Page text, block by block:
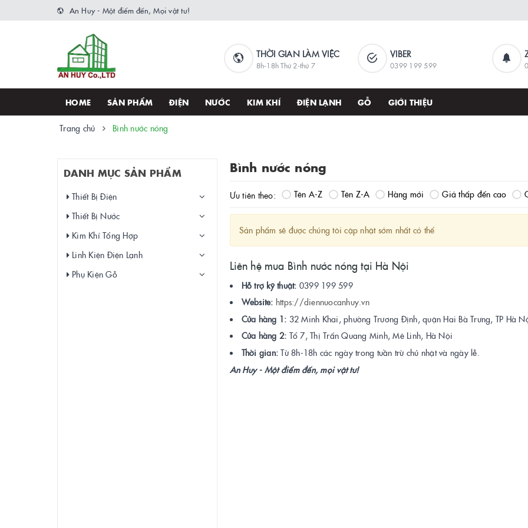
An Huy - Một điểm đến, Mọi vật tư!
THỜI GIAN LÀM VIỆC
8h-18h Thứ 2-thứ 7
VIBER
0399 199 599
HOME SẢN PHẨM ĐIỆN NƯỚC KIM KHÍ ĐIỆN LẠNH GỖ GIỚI THIỆU
Trang chủ Bình nước nóng
Bình nước nóng
Ưu tiên theo: Tên A-Z Tên Z-A Hàng mới Giá thấp đến cao
Sản phẩm sẽ được chúng tôi cập nhật sớm nhất có thể
Liên hệ mua Bình nước nóng tại Hà Nội
Hỗ trợ kỹ thuật: 0399 199 599
Website: https://diennuocanhuy.vn
Cửa hàng 1: 32 Minh Khai, phường Trương Định, quận Hai Bà Trưng, TP Hà
Cửa hàng 2: Tổ 7, Thị Trấn Quang Minh, Mê Linh, Hà Nội
Thời gian: Từ 8h-18h các ngày trong tuần trừ chủ nhật và ngày lễ.
An Huy - Một điểm đến, mọi vật tư!
DANH MỤC SẢN PHẨM
Thiết Bị Điện
Thiết Bị Nước
Kim Khí Tổng Hợp
Linh Kiện Điện Lạnh
Phụ Kiện Gỗ